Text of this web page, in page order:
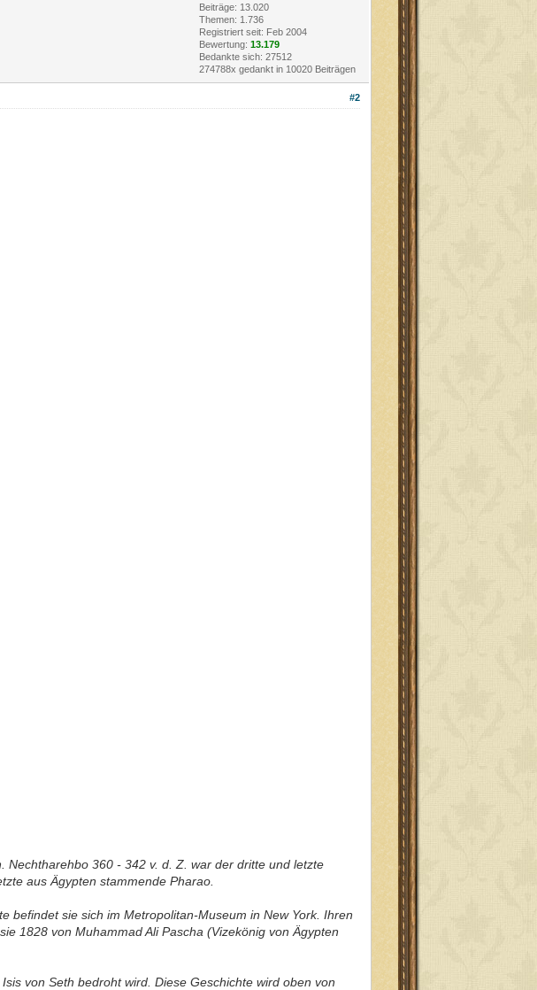
Beiträge: 13.020
Themen: 1.736
Registriert seit: Feb 2004
Bewertung: 13.179
Bedankte sich: 27512
274788x gedankt in 10020 Beiträgen
#2
360 - 342 v. d. Z. war der dritte und letzte
aus Ägypten stammende Pharao.
befindet sie sich im Metropolitan-Museum in New York. Ihren
1828 von Muhammad Ali Pascha (Vizekönig von Ägypten
von Seth bedroht wird. Diese Geschichte wird oben von